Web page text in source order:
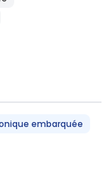
embarquée